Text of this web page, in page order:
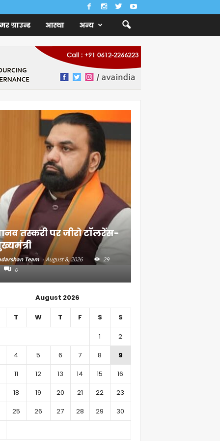
ग्राउन्ड आस्था अन्य
तस्करी पर जीरो टॉलरेंस-
Team - August 8, 2026
29
0
August 2026
T W T F S S
1
2
4 5 6 7 8
9
11 12 13 14 15
16
18 19 20 21 22
23
25 26 27 28 29
30